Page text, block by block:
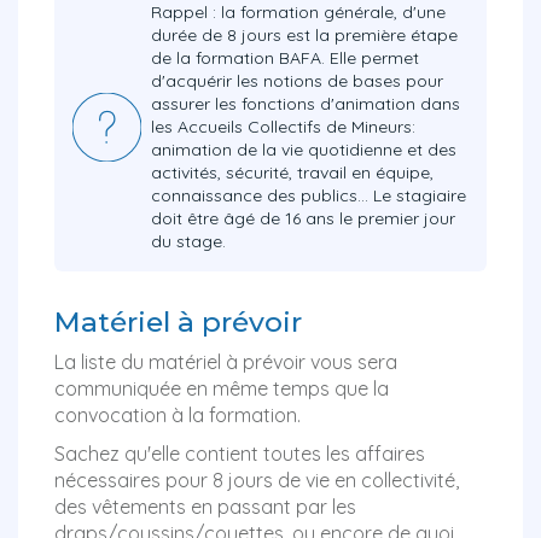
Rappel : la formation générale, d'une
durée de 8 jours est la première étape
de la formation BAFA. Elle permet
d'acquérir les notions de bases pour
assurer les fonctions d'animation dans
les Accueils Collectifs de Mineurs:
animation de la vie quotidienne et des
activités, sécurité, travail en équipe,
connaissance des publics… Le stagiaire
doit être âgé de 16 ans le premier jour
du stage.
Matériel à prévoir
La liste du matériel à prévoir vous sera
communiquée en même temps que la
convocation à la formation.
Sachez qu'elle contient toutes les affaires
nécessaires pour 8 jours de vie en collectivité,
des vêtements en passant par les
draps/coussins/couettes, ou encore de quoi